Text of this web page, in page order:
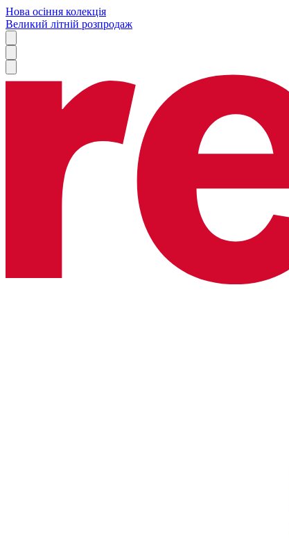
Нова осіння колекція
Великий літній розпродаж